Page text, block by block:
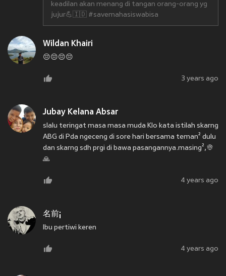
keadilan akan menang di tangan orang-orang yg
jujur💪🇮🇩 #savemahasiswabisa
Wildan Khairi
😔😔😔😔
3 years ago
Jubay Kelana Absar
slalu teringat masa masa muda Klo kata istilah skarng
ABG di Pda ngeceng di sore hari bersama teman² dulu
dan skarng sdh prgi di bawa pasangannya.masing²,👳
🙏
4 years ago
名前¡
Ibu pertiwi keren
4 years ago